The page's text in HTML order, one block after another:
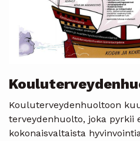
Kouluterveydenhuoltoon
terveydenhuolto, joka pyrkii
kokonaisvaltaista